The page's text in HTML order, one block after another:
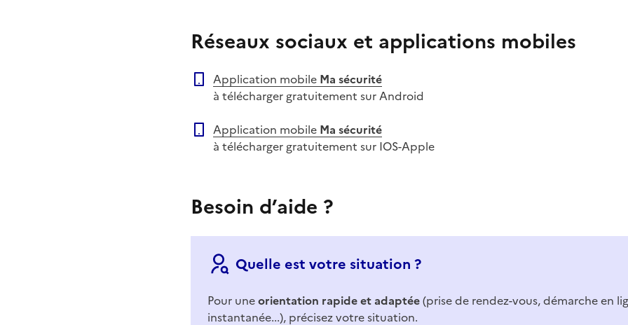
Réseaux sociaux et applications mobiles
Application mobile Ma sécurité
à télécharger gratuitement sur Android
Application mobile Ma sécurité
à télécharger gratuitement sur IOS-Apple
Besoin d’aide ?
Quelle est votre situation ?
Pour uneorientation rapide et adaptée(prise de rendez-vous, démarche en
instantanée...), précisez votre situation.